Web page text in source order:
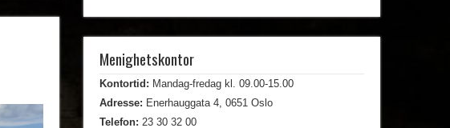
Menighetskontor
Kontortid: Mandag-fredag kl. 09.00-15.00
Adresse: Enerhauggata 4, 0651 Oslo
Telefon: 23 30 32 00